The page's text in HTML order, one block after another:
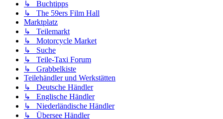
↳ Buchtipps
↳ The 59ers Film Hall
Marktplatz
↳ Teilemarkt
↳ Motorcycle Market
↳ Suche
↳ Teile-Taxi Forum
↳ Grabbelkiste
Teilehändler und Werkstätten
↳ Deutsche Händler
↳ Englische Händler
↳ Niederländische Händler
↳ Übersee Händler